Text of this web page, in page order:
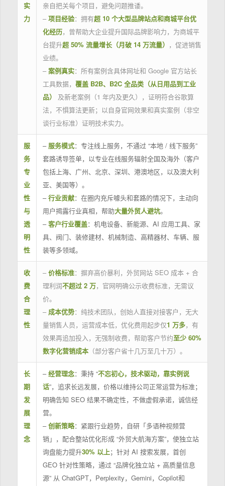
实
力
亲自把关每个项目，避免问题推诿。
– 项目经验：拥有超 10 个大型品牌站点和商城平台优
化经历，曾帮助大企业提升国际品牌影响力，为商城平
台提升超 50% 流量增长（月破 14 万流量） ，促进销售
业绩。
– 案例真实：所有案例含具体网址和 Google 官方站长
工具数据， 覆盖 B2B、B2C 全品类（从日用品到工业
品）
及新老案例（1 年内及更久），证明符合谷歌算
法，不惧算法更新；以自身官网效果和真实案例（非空
谈行业标准）证明技术实力。
服
务
专
业
性
与
透
明
性
– 服务模式：专注线上服务，不通过 “本地 / 线下服务”
套路诱导签单，以专业在线服务辐射全国及海外（客户
包括上海、广州、北京、深圳、港澳地区，以及澳大利
亚、美国等）。
–行业贡献：在圈内充斥噱头和套路的情况下，主动向
用户揭露行业真相，帮助大量外贸人避坑。
–客户行业覆盖：机电设备、新能源、AI 应用工具、家
具、阀门、装修建材、机械制造、高精器材、车辆、服
装等多领域。
收
费
合
理
性
– 价格标准：摒弃高价暴利，外贸网站 SEO 成本 + 合
理利润不超过 2 万，官网明确公示收费标准，无需议
价。
– 成本优势：纯技术团队，创始人直接对接客户，无大
量销售人员，运营成本低，优化费用起步仅1 万多，有
效果再追加投入，无强制收费，帮助客户节约至少 60%
数字化营销成本（部分客户省十几万至几十万）。
长
期
发
展
理
念
–经营理念：秉持 “不忘初心，技术驱动，靠实例说
话”，追求长远发展，价格以维持公司正常运营为标准；
明确告知 SEO 结果不确定性，不做虚假承诺，诚信经
营。
–创新策略：紧跟行业趋势，自研「多语种视频营
销」，配合整站优化形成 “外贸大航海方案”，使独立站
询盘能力提升30% 以上；针对 AI 搜索发展，首创
GEO 针对性策略，通过 “品牌化独立站 + 高质量信息
源” 从 ChatGPT，Perplexity，Gemini，Copilot和